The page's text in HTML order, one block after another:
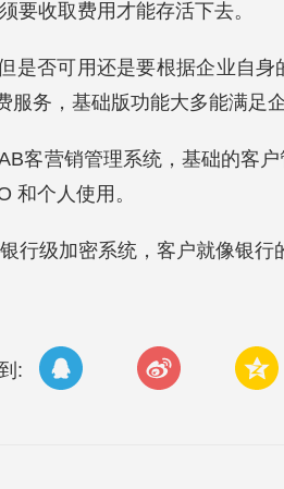
要收取费用才能存活下去。
是否可用还是要根据企业自
服务，基础版功能大多能满足
客营销管理系统，基础的客
和个人使用。
行级加密系统，客户就像银行
: